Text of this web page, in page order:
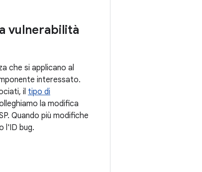
vulnerabilità
che si applicano al
interessato.
il tipo di
la modifica
Quando più modifiche
l'ID bug.